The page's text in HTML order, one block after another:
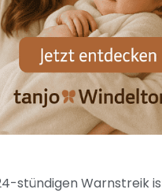
stündigen Warnstreik